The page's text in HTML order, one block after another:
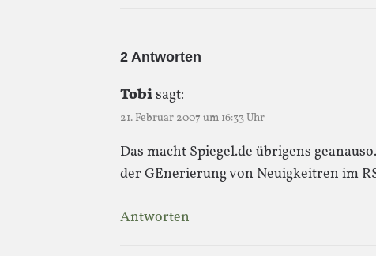
2 Antworten
Tobisagt:
21. Februar 2007 um 16:33 Uhr
Das macht Spiegel.de übrigens
der GEnerierung von Neuigkeitren im
Antworten